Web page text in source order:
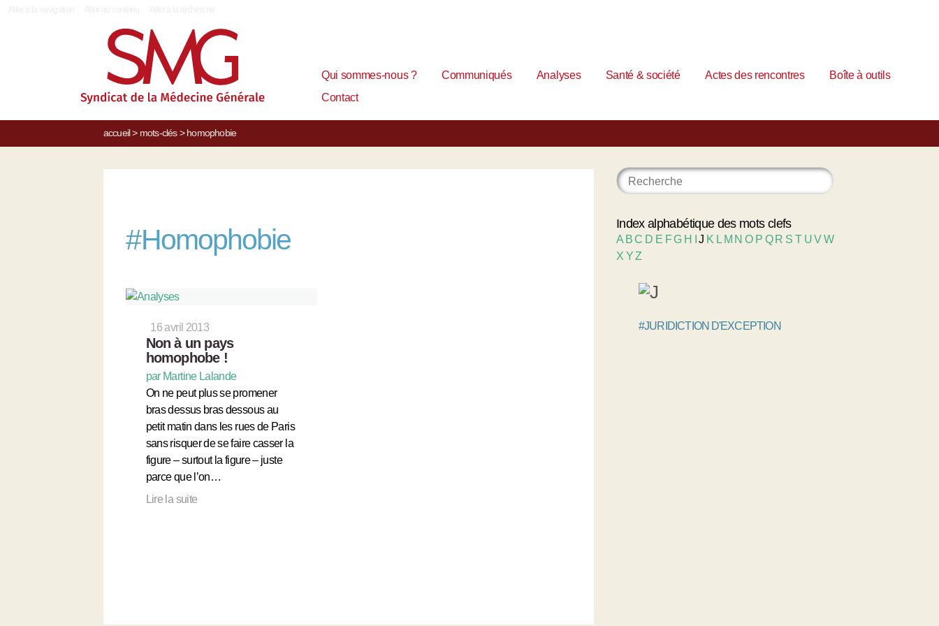
Qui sommes-nous ? Communiqués Analyses Santé & société Actes des rencontres
Boîte à outils
Contact
accueil> mots-clés> homophobie
#Homophobie
16 avril 2013
Non à un pays
homophobe !
par Martine Lalande
On ne peut plus se promener
bras dessus bras dessous au
petit matin dans les rues de Paris
sans risquer de se faire casser la
figure – surtout la figure – juste
parce que l’on…
Lire la suite
Index alphabétique des mots clefs
A BC D E FG H IJ K L M NO P Q R S T UVW
X YZ
#JURIDICTION D'EXCEPTION